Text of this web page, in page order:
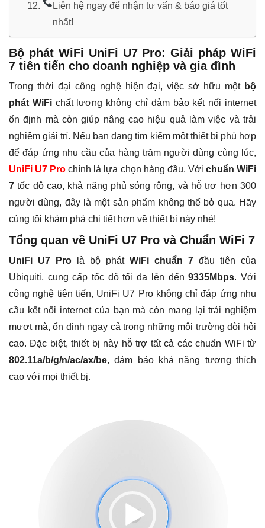
Liên hệ ngay để nhận tư vấn & báo giá tốt
nhất!
Bộ phát WiFi UniFi U7 Pro: Giải pháp WiFi
7 tiên tiến cho doanh nghiệp và gia đình
Trong thời đại công nghệ hiện đại, việc sở hữu một bộ
phát WiFichất lượng không chỉ đảm bảo kết nối internet
ổn định mà còn giúp nâng cao hiệu quả làm việc và trải
nghiệm giải trí. Nếu bạn đang tìm kiếm một thiết bị phù hợp
để đáp ứng nhu cầu của hàng trăm người dùng cùng lúc,
UniFi U7 Pro chính là lựa chọn hàng đầu. Với chuẩn WiFi
7 tốc độ cao, khả năng phủ sóng rộng, và hỗ trợ hơn 300
người dùng, đây là một sản phẩm không thể bỏ qua. Hãy
cùng tôi khám phá chi tiết hơn về thiết bị này nhé!
Tổng quan về UniFi U7 Pro và Chuẩn WiFi 7
UniFi U7 Pro là bộ phát WiFi chuẩn 7 đầu tiên của
Ubiquiti, cung cấp tốc độ tối đa lên đến9335Mbps. Với
công nghệ tiên tiến, UniFi U7 Pro không chỉ đáp ứng nhu
cầu kết nối internet của bạn mà còn mang lại trải nghiệm
mượt mà, ổn định ngay cả trong những môi trường đòi hỏi
cao. Đặc biệt, thiết bị này hỗ trợ tất cả các chuẩn WiFi từ
802.11a/b/g/n/ac/ax/be, đảm bảo khả năng tương thích
cao với mọi thiết bị.